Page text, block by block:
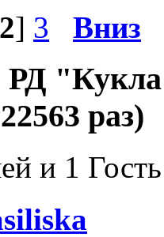
2] 3 Вниз
раз)
и 1